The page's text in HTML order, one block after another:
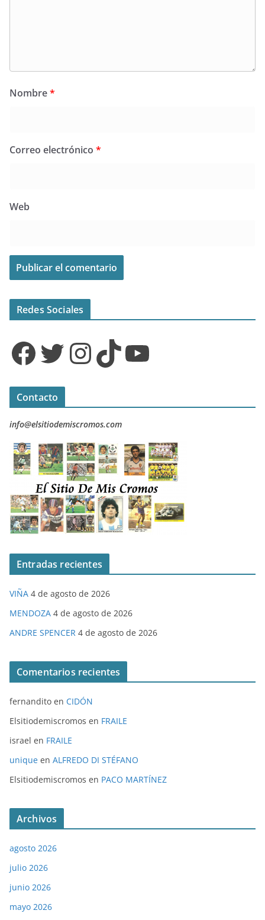
Nombre*
Correo electrónico *
Web
Redes Sociales
Facebook Twitter InstagramTikTok YouTube
Contacto
info@elsitiodemiscromos.com
Entradas recientes
VIÑA 4 de agosto de 2026
MENDOZA 4 de agosto de 2026
ANDRE SPENCER 4 de agosto de 2026
Comentarios recientes
fernandito en CIDÓN
Elsitiodemiscromos en FRAILE
israel en FRAILE
unique en ALFREDO DI STÉFANO
Elsitiodemiscromos en PACO MARTÍNEZ
Archivos
agosto 2026
julio 2026
junio 2026
mayo 2026